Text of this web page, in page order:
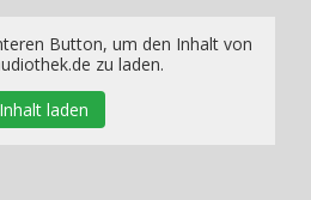
Button, um den Inhalt von
zu laden.
Inhalt laden